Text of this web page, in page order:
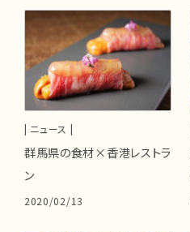
| ニュース |
群馬県の食材×香港レストラ
ン
2020/02/13